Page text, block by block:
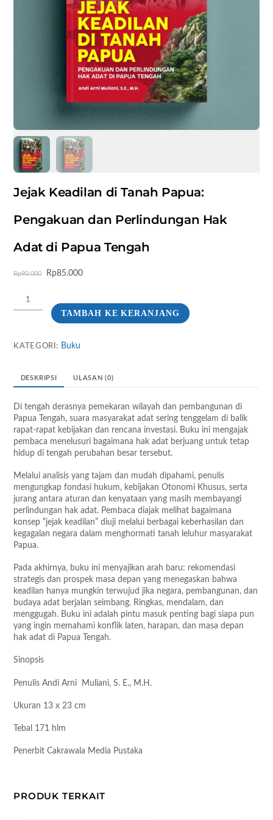
Jejak Keadilan di Tanah Papua:
Pengakuan dan Perlindungan Hak
Adat di Papua Tengah
Rp90.000
Harga
Rp90.000.
Rp85.000Harga
adalah:
Rp85.000.
Kuantitas
Jejak
Tanah
dan
Perlindungan
Adat
di
Papua
Tengah
TAMBAH KE KERANJANG
KATEGORI: Buku
DESKRIPSI ULASAN (0)
Di tengah derasnya pemekaran wilayah dan pembangunan di
Papua Tengah, suara masyarakat adat sering tenggelam di balik
rapat-rapat kebijakan dan rencana investasi. Buku ini mengajak
pembaca menelusuri bagaimana hak adat berjuang untuk tetap
hidup di tengah perubahan besar tersebut.
Melalui analisis yang tajam dan mudah dipahami, penulis
mengungkap fondasi hukum, kebijakan Otonomi Khusus, serta
jurang antara aturan dan kenyataan yang masih membayangi
perlindungan hak adat. Pembaca diajak melihat bagaimana
konsep “jejak keadilan” diuji melalui berbagai keberhasilan dan
kegagalan negara dalam menghormati tanah leluhur masyarakat
Papua.
Pada akhirnya, buku ini menyajikan arah baru: rekomendasi
strategis dan prospek masa depan yang menegaskan bahwa
keadilan hanya mungkin terwujud jika negara, pembangunan, dan
budaya adat berjalan seimbang. Ringkas, mendalam, dan
menggugah. Buku ini adalah pintu masuk penting bagi siapa pun
yang ingin memahami konflik laten, harapan, dan masa depan
hak adat di Papua Tengah.
Sinopsis
Penulis Andi Arni Muliani, S. E., M.H.
Ukuran 13 x 23 cm
Tebal 171 hlm
Penerbit Cakrawala Media Pustaka
PRODUK TERKAIT